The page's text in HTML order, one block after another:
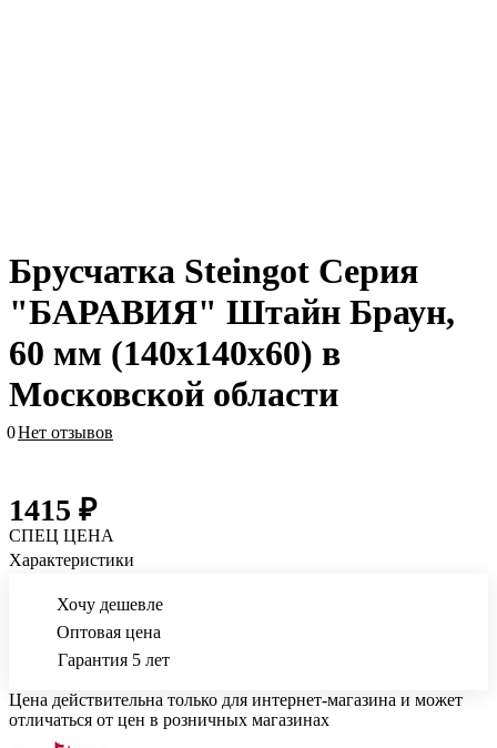
Брусчатка Steingot Серия
"БАРАВИЯ" Штайн Браун,
60 мм (140x140x60) в
Московской области
0Нет отзывов
1415 ₽
СПЕЦ ЦЕНА
Характеристики
Хочу дешевле
Оптовая цена
Гарантия 5 лет
Цена действительна только для интернет-магазина и может
отличаться от цен в розничных магазинах